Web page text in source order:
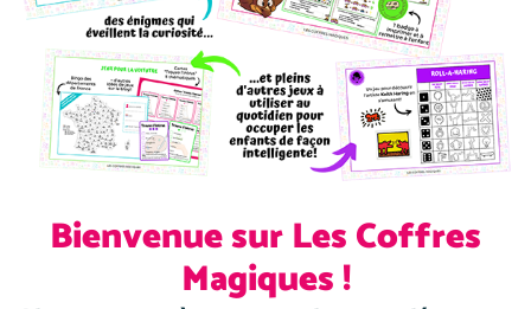
Nos autres articles
Bienvenue sur Les Coffres
Magiques !